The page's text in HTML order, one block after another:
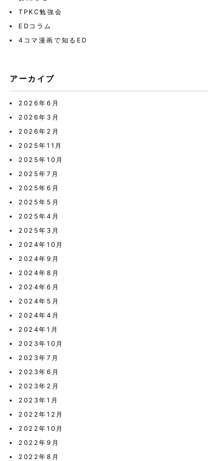
TPKC勉強会
EDコラム
4コマ漫画で知るED
アーカイブ
2026年6月
2026年3月
2026年2月
2025年11月
2025年10月
2025年7月
2025年6月
2025年5月
2025年4月
2025年3月
2024年10月
2024年9月
2024年8月
2024年6月
2024年5月
2024年4月
2024年1月
2023年10月
2023年7月
2023年6月
2023年2月
2023年1月
2022年12月
2022年10月
2022年9月
2022年8月